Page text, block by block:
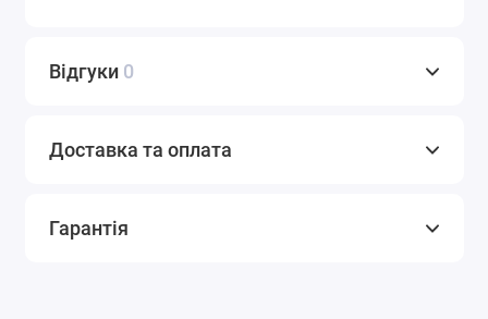
Відгуки 0
Доставка та оплата
Гарантія